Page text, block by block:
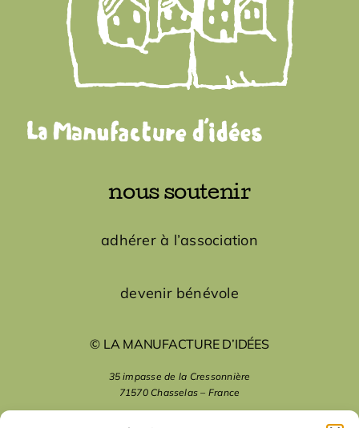
nous soutenir
adhérer à l’association
devenir bénévole
© LA MANUFACTURE D’IDÉES
35 impasse de la Cressonnière
71570 Chasselas – France